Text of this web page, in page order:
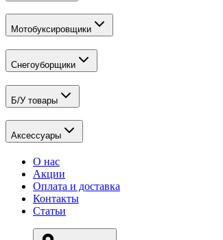
Мотобуксировщики
Снегоуборщики
Б/У товары
Аксессуары
О нас
Акции
Оплата и доставка
Контакты
Статьи